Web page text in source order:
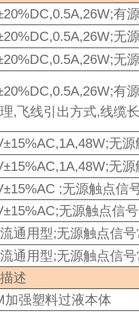
有
无
无
有
,飞线引出方式,线缆
无
无
;无源触点信
无源触点信
通用型;无源触点信
通用型;无源触点信
述
加强塑料过液本体